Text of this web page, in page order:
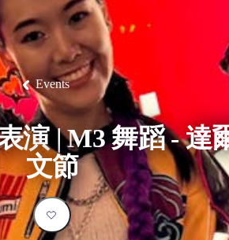
文泉
烏
魯
魯
家
公
園
特
國
家
園
卡
國
家
公
園
維
群
島
東
納
姆
地
馬
蘭
卡
溫
泉
池
尼
特
米
克
國
家
公
園
卡
魯
/
鬼
大
理
石
保
護
區
馬
古
克
瀑
布
茨
奧
里
查
西
麥
克
唐
納
國
家
公
園
驗略
與
活
動
和
探
險
野
生
動
物
歷
史
與
文
物
釣
魚
華
旅
游
露
和
豪
華
野
營
自
駕
遊
宿團
通
工
具
Events
演 | M3 舞蹈 - 達
文節